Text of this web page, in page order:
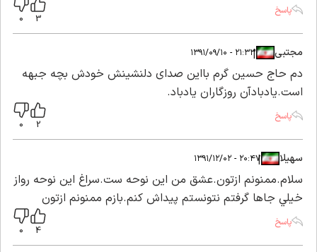
پاسخ
مجتبی|
|۲۱:۳۳ - ۱۳۹۱/۰۹/۱۰
دم حاج حسین گرم بااین صدای دلنشینش خودش بچه جبهه
است.یادبادآن روزگاران یادباد.
پاسخ
سهيلا|
|۲۰:۴۷ - ۱۳۹۱/۱۲/۰۲
سلام.ممنونم ازتون.عشق من اين نوحه ست.سراغ اين نوحه رواز
خيلي جاها گرفتم نتونستم پيداش كنم.بازم ممنونم ازتون
پاسخ